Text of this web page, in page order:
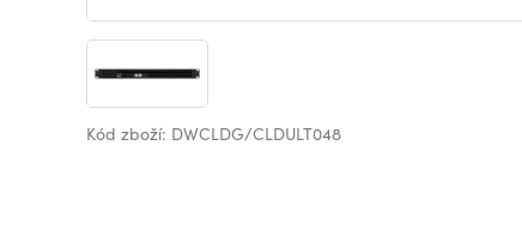
Kód zboží: DWCLDG/CLDULT048